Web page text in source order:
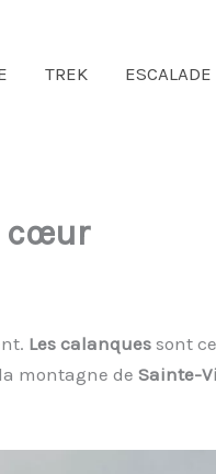
TREK ESCALADE
cœur
Les calanques sont
montagne de Sainte-